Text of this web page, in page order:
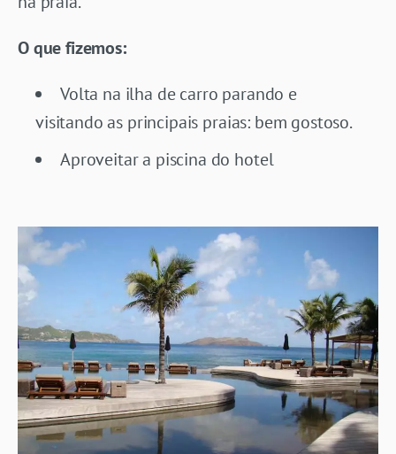
O que fizemos:
Volta na ilha de carro parando e
visitando as principais praias: bem gostoso.
Aproveitar a piscina do hotel